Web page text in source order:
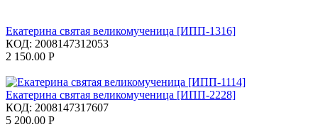
Екатерина святая великомученица [ИПП-1316]
КОД: 2008147312053
2 150.00 Р
Екатерина святая великомученица [ИПП-2228]
КОД: 2008147317607
5 200.00 Р